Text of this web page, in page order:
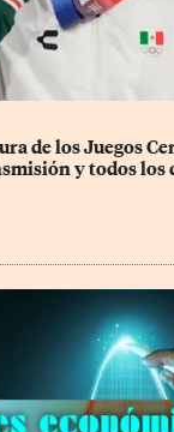
de los Juegos
y todos los